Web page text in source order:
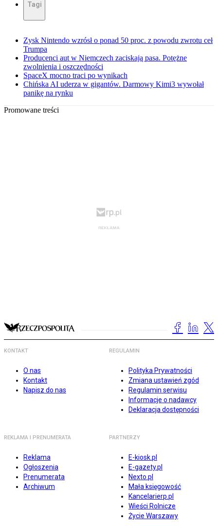
Tagi
Zysk Nintendo wzrósł o ponad 50 proc. z powodu zwrotu ceł
Trumpa
Producenci aut w Niemczech zaciskają pasa. Potężne
zwolnienia i oszczędności
SpaceX mocno traci po wynikach
Chińska AI uderza w gigantów. Darmowy Kimi3 wywołał
panikę na rynku
Promowane treści
KONTAKT
O nas
Kontakt
Napisz do nas
REGULAMIN
Polityka Prywatności
Zmiana ustawień zgód
Regulamin serwisu
Informacje o nadawcy
Deklaracja dostępności
REKLAMA I PRENUMERATA
Reklama
Ogłoszenia
Prenumerata
Archiwum
PARTNERZY
E-kiosk.pl
E-gazety.pl
Nexto.pl
Mała księgowość
Kancelarierp.pl
Wieści Rolnicze
Życie Warszawy